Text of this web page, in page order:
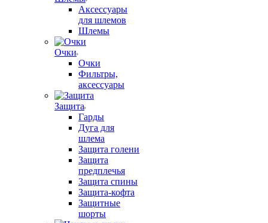
Аксессуары
для шлемов
Шлемы
Очки
Очки
Фильтры,
аксессуары
Защита
Гарды
Дуга для
шлема
Защита голени
Защита
предплечья
Защита спины
Защита-кофта
Защитные
шорты